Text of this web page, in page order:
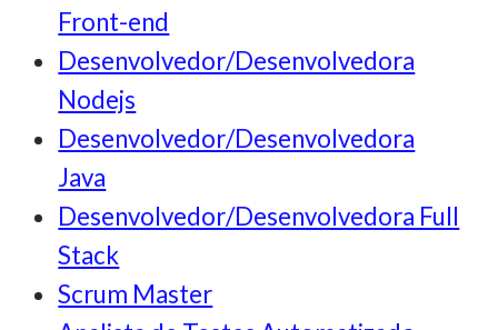
Front-end
Desenvolvedor/Desenvolvedora
Nodejs
Desenvolvedor/Desenvolvedora
Java
Desenvolvedor/Desenvolvedora Full
Stack
Scrum Master